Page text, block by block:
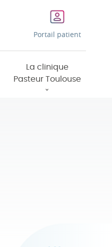
Portail patient
La clinique
Pasteur Toulouse